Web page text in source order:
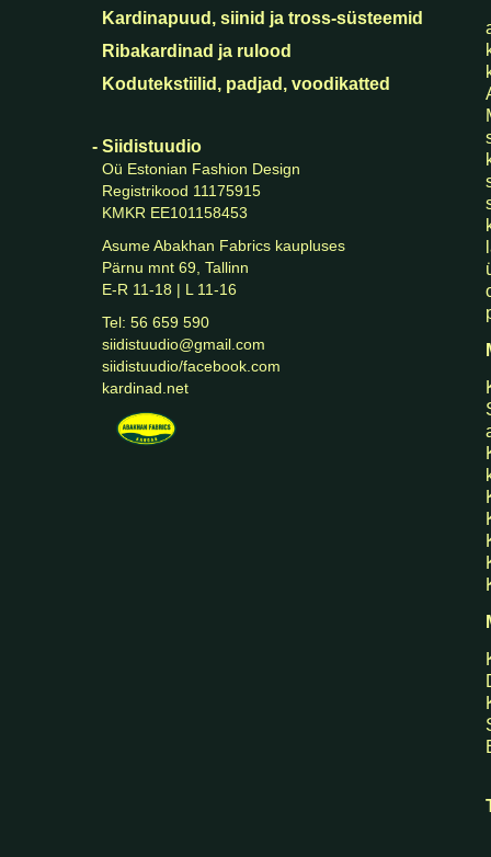
Kardinapuud, siinid ja tross-süsteemid
Ribakardinad ja rulood
Kodutekstiilid, padjad, voodikatted
- Siidistuudio
Oü Estonian Fashion Design
Registrikood 11175915
KMKR EE101158453
Asume Abakhan Fabrics kaupluses
Pärnu mnt 69, Tallinn
E-R 11-18 | L 11-16
Tel: 56 659 590
siidistuudio@gmail.com
siidistuudio/facebook.com
kardinad.net